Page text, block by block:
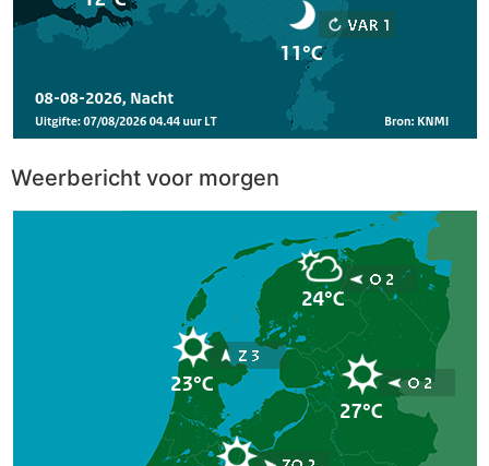
Weerbericht voor morgen